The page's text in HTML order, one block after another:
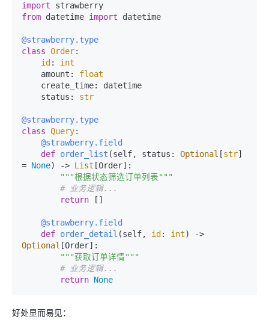
import
from datetime import datetime
@strawberry.type
class Order:
id : int
    amount:
float
    status:
str
@strawberry.type
class Query
    @strawberry.field
def order_list (self, status: Optional [str]
= None) -> List [Order]:
"""根据状态筛选订单列表"""
# 业务逻辑...
return []
    @strawberry.field
def order_detail (self, id : int
Optional [Order]:
"""获取订单详情"""
# 业务逻辑...
return None
好处显而易见：